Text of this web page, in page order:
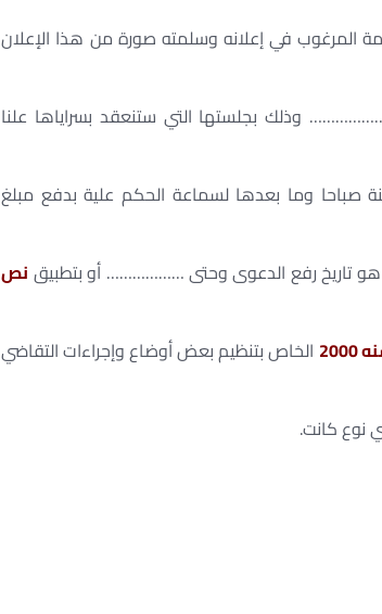
المرغوب في إعلانه وسلمته صورة من هذا الإعلان
وذلك بجلستها التي ستنعقد بسراياها علنا
صباحا وما بعدها لسماعة الحكم علية بدفع مبلغ
تاريخ رفع الدعوى وحتى ……………… أو بتطبيق نص
الخاص بتنظيم بعض أوضاع وإجراءات التقاضي
نوع كانت.